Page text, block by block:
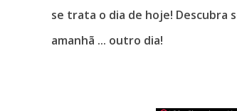
se trata o dia de hoje! Descubra
amanhã ... outro dia!